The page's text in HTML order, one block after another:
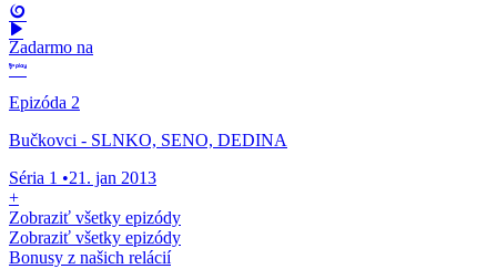
Zadarmo na
Epizóda 2
Bučkovci - SLNKO, SENO, DEDINA
Séria 1 •21. jan 2013
+
Zobraziť všetky epizódy
Zobraziť všetky epizódy
Bonusy z našich relácií